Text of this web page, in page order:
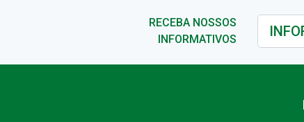
RECEBA NOSSOS
INFORMATIVOS